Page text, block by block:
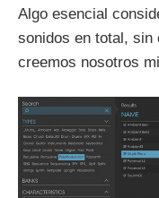
Algo esencial
sonidos en total, sin
creemos nosotros